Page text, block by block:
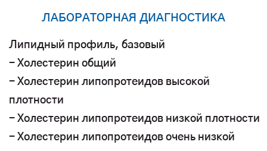
ЛАБОРАТОРНАЯ ДИАГНОСТИКА
Липидный профиль, базовый
- Холестерин общий
- Холестерин липопротеидов высокой
плотности
- Холестерин липопротеидов низкой плотности
- Холестерин липопротеидов очень низкой